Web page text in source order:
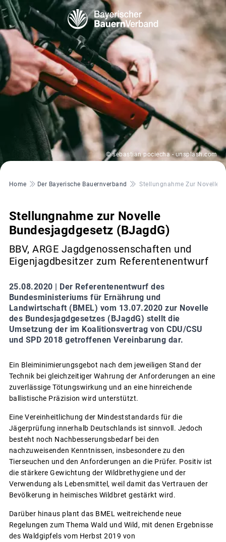
© sebastian pociecha - unsplash.com
Pfadnavigation
Home Der Bayerische Bauernverband Stellungnahme Zur Novelle
Stellungnahme zur Novelle
Bundesjagdgesetz (BJagdG)
BBV, ARGE Jagdgenossenschaften und
Eigenjagdbesitzer zum Referentenentwurf
25.08.2020 | Der Referentenentwurf des
Bundesministeriums für Ernährung und
Landwirtschaft (BMEL) vom 13.07.2020 zur Novelle
des Bundesjagdgesetzes (BJagdG) stellt die
Umsetzung der im Koalitionsvertrag von CDU/CSU
und SPD 2018 getroffenen Vereinbarung dar.
Ein Bleiminimierungsgebot nach dem jeweiligen Stand der
Technik bei gleichzeitiger Wahrung der Anforderungen an eine
zuverlässige Tötungswirkung und an eine hinreichende
ballistische Präzision wird unterstützt.
Eine Vereinheitlichung der Mindeststandards für die
Jägerprüfung innerhalb Deutschlands ist sinnvoll. Jedoch
besteht noch Nachbesserungsbedarf bei den
nachzuweisenden Kenntnissen, insbesondere zu den
Tierseuchen und den Anforderungen an die Prüfer. Positiv ist
die stärkere Gewichtung der Wildbrethygiene und der
Verwendung als Lebensmittel, weil damit das Vertrauen der
Bevölkerung in heimisches Wildbret gestärkt wird.
Darüber hinaus plant das BMEL weitreichende neue
Regelungen zum Thema Wald und Wild, mit denen Ergebnisse
des Waldgipfels vom Herbst 2019 von